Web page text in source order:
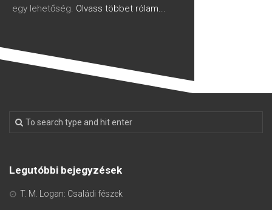
egy lehetőség. Olvass többet rólam...
Legutóbbi bejegyzések
T. M. Logan: Családi fészek